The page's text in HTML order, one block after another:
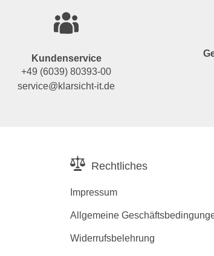
Kundenservice
+49 (6039) 80393-00
service@klarsicht-it.de
Rechtliches
Impressum
Allgemeine
Widerrufsbelehrung